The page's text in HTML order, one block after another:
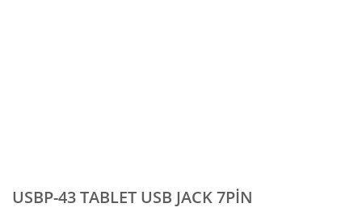
USBP-43 TABLET USB JACK 7PİN